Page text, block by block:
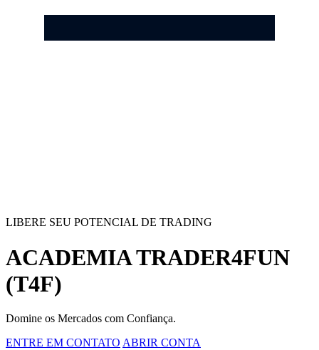
LIBERE SEU POTENCIAL DE TRADING
ACADEMIA TRADER4FUN
(T4F)
Domine os Mercados com Confiança.
ENTRE EM CONTATO ABRIR CONTA